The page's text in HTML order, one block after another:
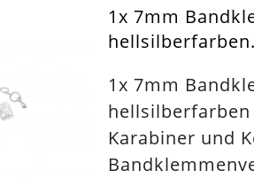
1x 7mm
1x 7mm
Karabiner und